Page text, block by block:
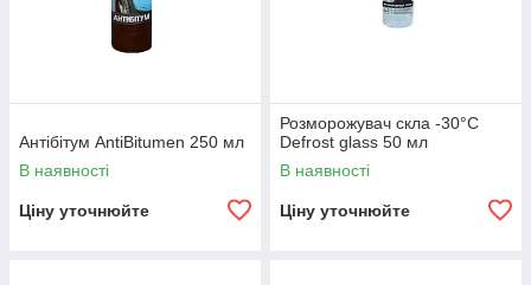
Антібітум AntiBitumen 250 мл
В наявності
Ціну уточнюйте
Розморожувач скла -30°С
Defrost glass 50 мл
В наявності
Ціну уточнюйте